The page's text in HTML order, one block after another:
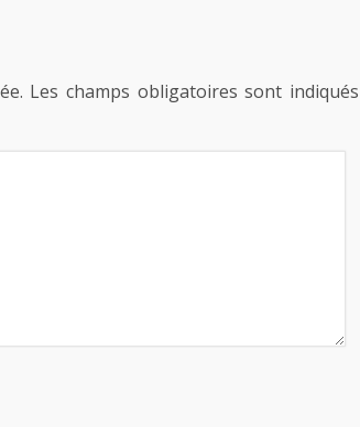
Les champs obligatoires sont indiqués